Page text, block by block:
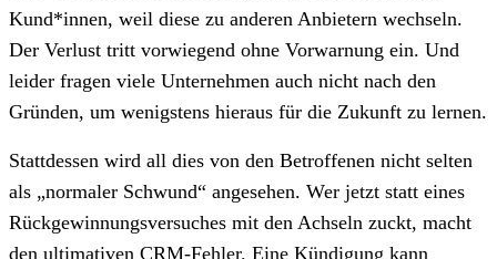
Kund*innen, weil diese zu anderen Anbietern wechseln.
Der Verlust tritt vorwiegend ohne Vorwarnung ein. Und
leider fragen viele Unternehmen auch nicht nach den
Gründen, um wenigstens hieraus für die Zukunft zu lernen.
Stattdessen wird all dies von den Betroffenen nicht selten
als „normaler Schwund“ angesehen. Wer jetzt statt eines
Rückgewinnungsversuches mit den Achseln zuckt, macht
den ultimativen CRM-Fehler. Eine Kündigung kann